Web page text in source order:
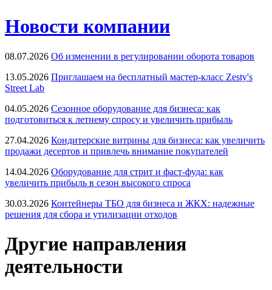
Новости компании
08.07.2026 Об изменении в регулировании оборота товаров
13.05.2026 Приглашаем на бесплатный мастер-класс Zesty's
Street Lab
04.05.2026 Сезонное оборудование для бизнеса: как
подготовиться к летнему спросу и увеличить прибыль
27.04.2026 Кондитерские витрины для бизнеса: как увеличить
продажи десертов и привлечь внимание покупателей
14.04.2026 Оборудование для стрит и фаст-фуда: как
увеличить прибыль в сезон высокого спроса
30.03.2026 Контейнеры ТБО для бизнеса и ЖКХ: надежные
решения для сбора и утилизации отходов
Другие направления
деятельности